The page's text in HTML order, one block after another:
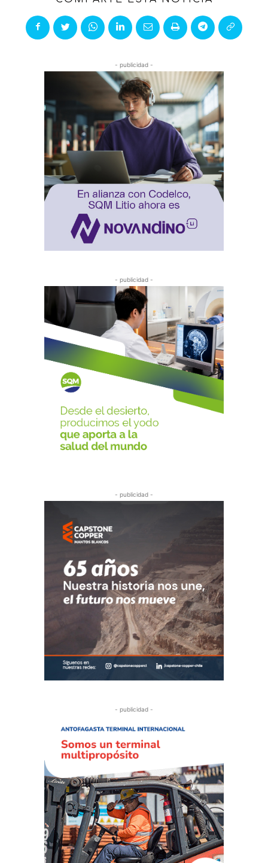
- publicidad -
- publicidad -
- publicidad -
- publicidad -